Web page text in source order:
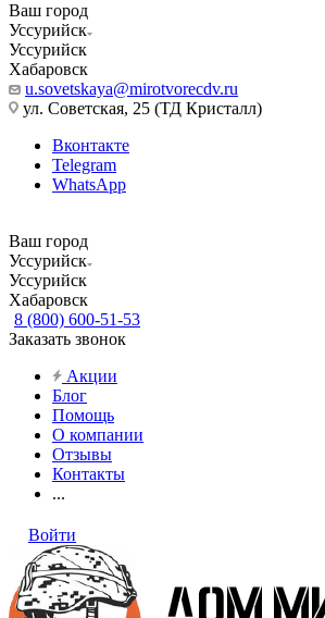
Ваш город
Уссурийск
Уссурийск
Хабаровск
u.sovetskaya@mirotvorecdv.ru
ул. Советская, 25 (ТД Кристалл)
Вконтакте
Telegram
WhatsApp
Ваш город
Уссурийск
Уссурийск
Хабаровск
8 (800) 600-51-53
Заказать звонок
Акции
Блог
Помощь
О компании
Отзывы
Контакты
...
Войти